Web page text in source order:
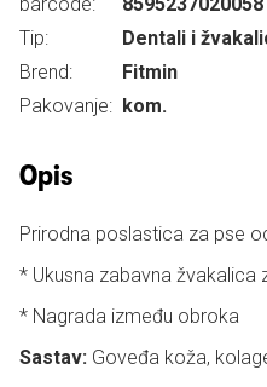
Tip:
Dentali i
Brend:
Fitmin
Pakovanje: kom.
Opis
Prirodna poslastica za pse
* Ukusna zabavna žvakalica
* Nagrada između obroka
Sastav: Goveđa koža,